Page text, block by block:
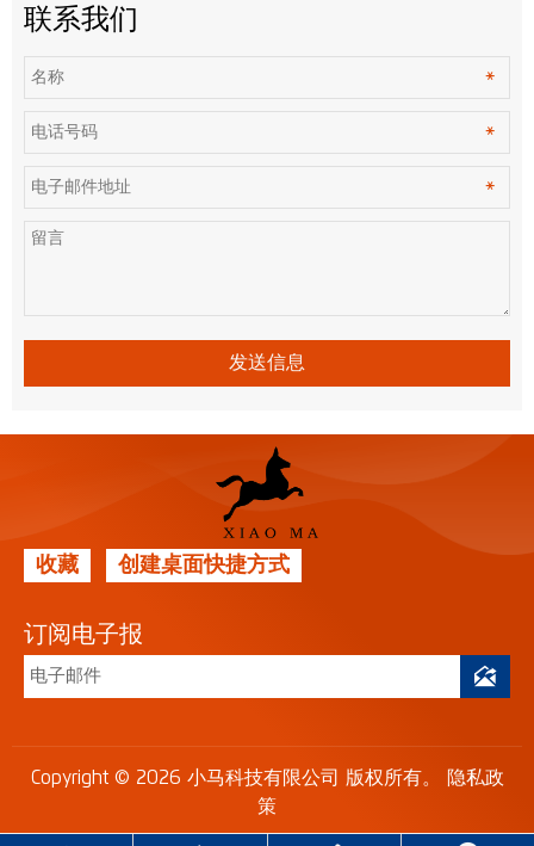
联系我们
发送信息
收藏 创建桌面快捷方式
订阅电子报

Copyright © 2026 小马科技有限公司 版权所有。
隐私政
策